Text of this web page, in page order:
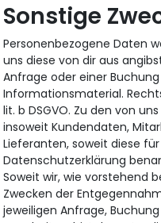
Sonstige
Personenbezogene Daten
uns diese von dir aus
Anfrage oder einer
Informationsmaterial.
lit. b DSGVO. Zu den von
insoweit Kundendaten,
Lieferanten, soweit diese
Datenschutzerklärung
Soweit wir, wie vorstehend
Zwecken der
jeweiligen Anfrage,